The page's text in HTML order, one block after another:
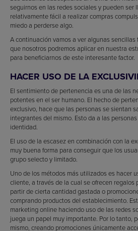
seguirnos en las redes sociales y pueden ser
relativamente fácil a realizar compras
miedo a perderse algo.
A continuación vamos a ver algunas
que nosotros podremos aplicar en nuestra
para beneficiarnos de este interesante factor.
HACER USO DE LA
El sentimiento de pertenencia es una de las
potentes en el ser humano. El hecho de
exclusivo, hace que las personas se sientan
integrantes del mismo. Esto da a las
identidad.
El uso de la escasez en combinación con la
muy buena forma para conseguir que los
grupo selecto y limitado.
Uno de los métodos más utilizados es hacer
cliente, a través de la cual se ofrecen regalos
partir de cierta cantidad gastada o
comprando productos del establecimiento.
marketing online haciendo uso de las redes
juega un papel muy importante. Por lo tanto,
mismo, creando promociones únicamente